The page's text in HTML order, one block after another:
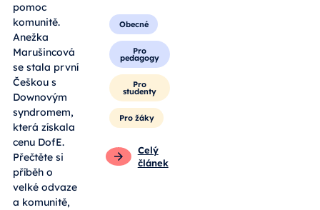
pomoc
komunitě.
Anežka
Marušincová
se stala první
Češkou s
Downovým
syndromem,
která získala
cenu DofE.
Přečtěte si
příběh o
velké odvaze
a komunitě,
Obecné
Pro
pedagogy
Pro
studenty
Pro žáky
Celý
článek